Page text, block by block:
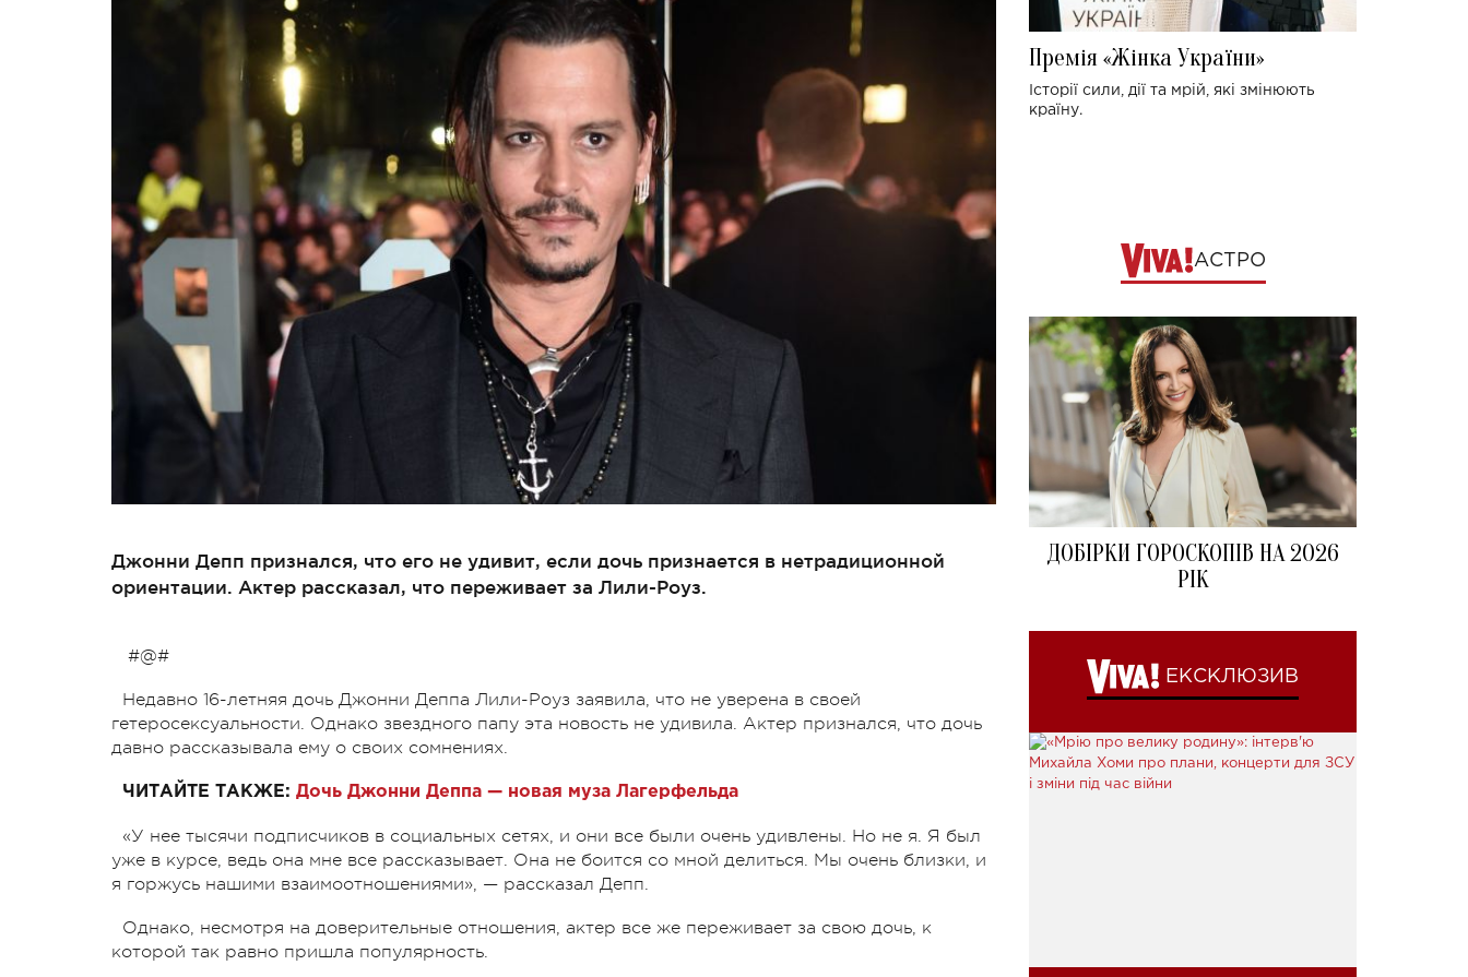
Джонни Депп признался, что его не удивит, если дочь признается в нетрадиционной
ориентации. Актер рассказал, что переживает за Лили-Роуз.
#@#
Недавно 16-летняя дочь Джонни Деппа Лили-Роуз заявила, что не уверена в своей
гетеросексуальности. Однако звездного папу эта новость не удивила. Актер признался, что дочь
давно рассказывала ему о своих сомнениях.
ЧИТАЙТЕ ТАКЖЕ: Дочь Джонни Деппа — новая муза Лагерфельда
«У нее тысячи подписчиков в социальных сетях, и они все были очень удивлены. Но не я. Я был
уже в курсе, ведь она мне все рассказывает. Она не боится со мной делиться. Мы очень близки, и
я горжусь нашими взаимоотношениями», — рассказал Депп.
Однако, несмотря на доверительные отношения, актер все же переживает за свою дочь, к
которой так равно пришла популярность.
Премія «Жінка України»
Історії сили, дії та мрій, які змінюють
країну.
АСТРО
ДОБІРКИ ГОРОСКОПІВ НА 2026
РІК
ЕКСКЛЮЗИВ